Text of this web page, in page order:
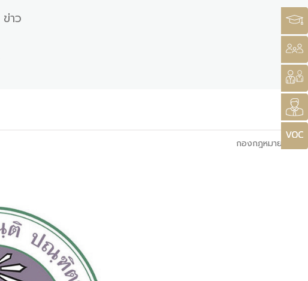
ข่าว
กองกฎหมาย